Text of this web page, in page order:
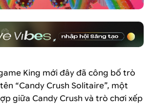
King mới đây đã công bố trò
“Candy Crush Solitaire”, một
giữa Candy Crush và trò chơi xếp